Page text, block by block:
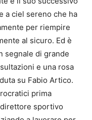
a ciel sereno che ha
per riempire
al sicuro. Ed è
segnale di grande
e una rosa
su Fabio Artico.
prima
sportivo